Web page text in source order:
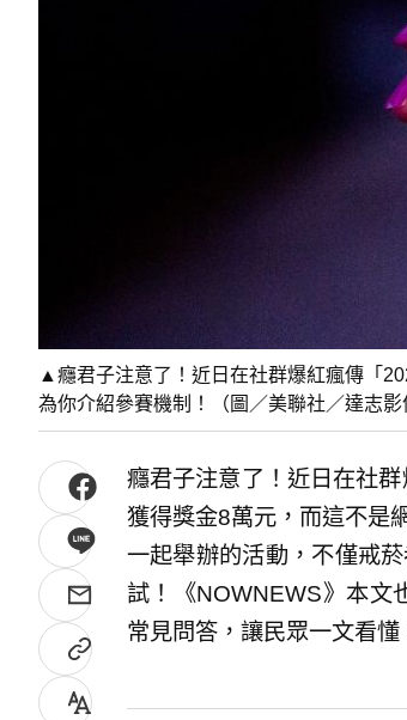
▲癮君子注意了！近日在社群爆紅瘋傳「
為你介紹參賽機制！（圖／美聯社／達志影
癮君子注意了！近日在社
獲得獎金8萬元，而這不是
一起舉辦的活動，不僅戒
試！《NOWNEWS》本文
常見問答，讓民眾一文看懂